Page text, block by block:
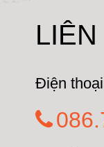
Điện thoại